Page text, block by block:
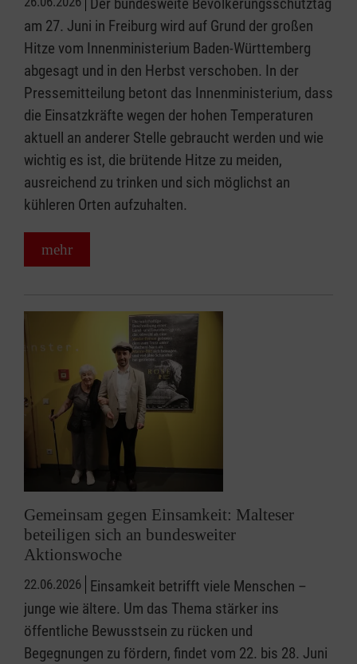
am 27. Juni in Freiburg wird auf Grund der großen
Hitze vom Innenministerium Baden-Württemberg
abgesagt und in den Herbst verschoben. In der
Pressemitteilung betont das Innenministerium, dass
die Einsatzkräfte wegen der hohen Temperaturen
aktuell an anderer Stelle gebraucht werden und wie
wichtig es ist, die brütende Hitze zu meiden,
ausreichend zu trinken und sich möglichst an
kühleren Orten aufzuhalten.
mehr
Gemeinsam gegen Einsamkeit: Malteser
beteiligen sich an bundesweiter
Aktionswoche
22.06.2026 Einsamkeit betrifft viele Menschen –
junge wie ältere. Um das Thema stärker ins
öffentliche Bewusstsein zu rücken und
Begegnungen zu fördern, findet vom 22. bis 28. Juni